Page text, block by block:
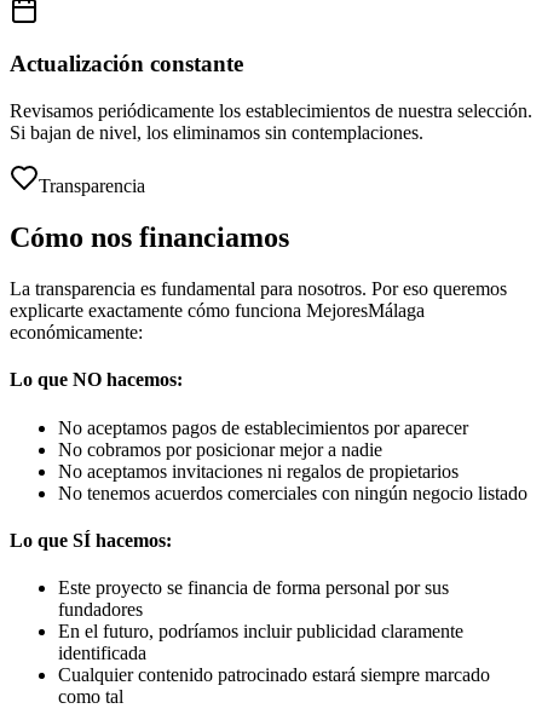
Actualización constante
Revisamos periódicamente los establecimientos de nuestra selección.
Si bajan de nivel, los eliminamos sin contemplaciones.
Transparencia
Cómo nos financiamos
La transparencia es fundamental para nosotros. Por eso queremos
explicarte exactamente cómo funciona MejoresMálaga
económicamente:
Lo que NO hacemos:
No aceptamos pagos de establecimientos por aparecer
No cobramos por posicionar mejor a nadie
No aceptamos invitaciones ni regalos de propietarios
No tenemos acuerdos comerciales con ningún negocio listado
Lo que SÍ hacemos:
Este proyecto se financia de forma personal por sus
fundadores
En el futuro, podríamos incluir publicidad claramente
identificada
Cualquier contenido patrocinado estará siempre marcado
como tal